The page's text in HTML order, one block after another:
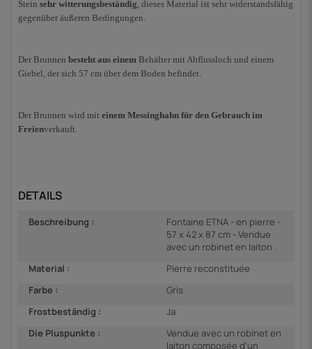
Stein sehr witterungsbeständig, dieses Material ist sehr widerstandsfähig
gegenüber äußeren Bedingungen.
Der Brunnen besteht aus einem Behälter mit Abflussloch und einem
Giebel, der sich 57 cm über dem Boden befindet.
Der Brunnen wird mit einem Messinghahn für den Gebrauch im
Freienverkauft.
DETAILS
Beschreibung :
Fontaine ETNA - en pierre -
57 x 42 x 87 cm - Vendue
avec un robinet en laiton .
Material :
Pierre reconstituée
Farbe :
Gris
Frostbeständig :
Ja
Die Pluspunkte :
Vendue avec un robinet en
laiton composée d'un